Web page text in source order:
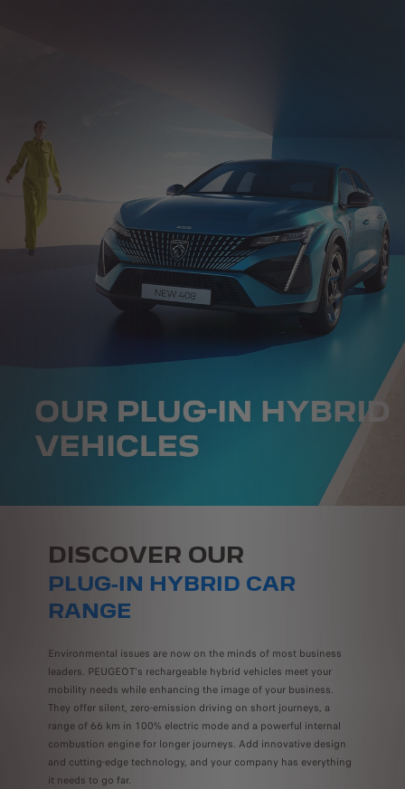
DISCOVER OUR
PLUG-IN HYBRID CAR
RANGE
Environmental issues are now on the minds of most business
leaders. PEUGEOT's rechargeable hybrid vehicles meet your
mobility needs while enhancing the image of your business.
They offer silent, zero-emission driving on short journeys, a
range of 66 km in 100% electric mode and a powerful internal
combustion engine for longer journeys. Add innovative design
and cutting-edge technology, and your company has everything
it needs to go far.